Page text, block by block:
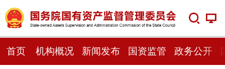
首页 机构概况 新闻发布 国资监管 政务公开